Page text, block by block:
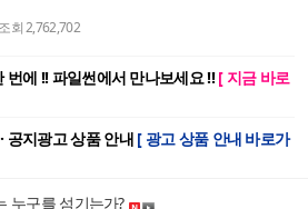
조회2,762,702
번에 !! 파일썬에서 만나보세요 !! [ 지금 바로
공지광고 상품 안내 [ 광고 상품 안내 바로가
누구를 섬기는가?